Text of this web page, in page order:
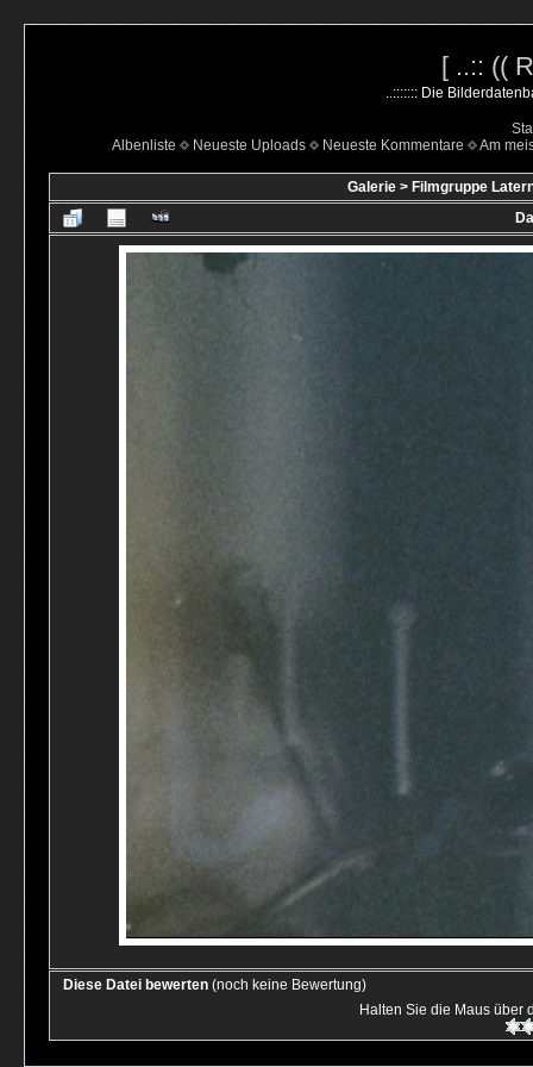
[ ..:: ((
..::::::: Die
Albenliste
Neueste Uploads Neueste Kommentare Am
Galerie > Filmgruppe
Diese Datei bewerten (noch keine Bewertung)
Halten Sie die Maus über